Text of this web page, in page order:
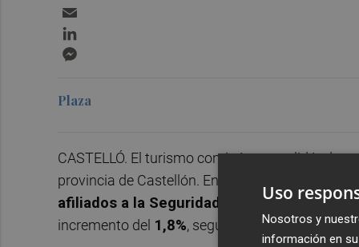
Plaza
CASTELLÓ. El turismo continúa
provincia de Castellón. En abril de 2026, las
afiliados a la Seguridad Social, lo que
incremento del 1,8%, según los datos de la
Uso
Nosotros y
información en